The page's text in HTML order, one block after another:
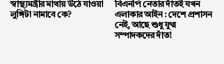
স্বাস্থ্যমন্ত্রীর মাথায় উঠে যাওয়া
লুঙ্গিটা নামাবে কে?
বিএনপি নেতার দাঁতই যখন
এলাকার আইন : দেশে প্রশাসন
নেই, আছে শুধু যুগ্ম
সম্পাদকদের দাঁত!